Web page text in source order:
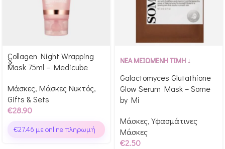
Αγόρασε & κέρδισε 289
Glow Points!
Collagen Night Wrapping
Mask 75ml – Medicube
Μάσκες, Μάσκες Νυκτός,
Gifts & Sets
€28.90
€27.46 με online πληρωμή
Αγόρασε & κέρδισε 25
ΝΕΑ ΜΕΙΩΜΕΝΗ ΤΙΜΗ ↓
Galactomyces Glutathione
Glow Serum Mask – Some
by Mi
Μάσκες, Υφασμάτινες
Μάσκες
€2.50